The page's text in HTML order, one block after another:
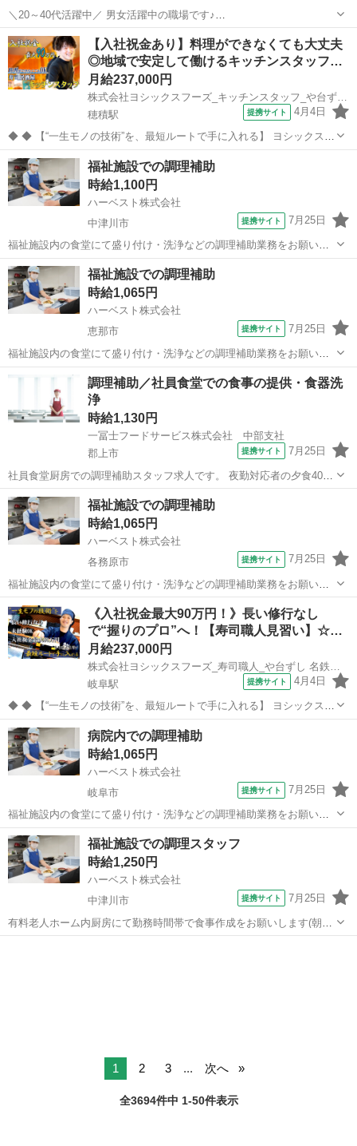
＼20～40代活躍中／ 男女活躍中の職場です♪
━━━━━━━━━━━━━━━━━━━━ 【仕事内容】 木材加工メ
ーカーさんでの、 家具の組み立てをおまかせします! →木製パーツの
組み立て作業 →完成品のチェック ...
岐阜 山県市 鍋原駅 キッチン
【入社祝金あり】料理ができなくても大丈夫
◎地域で安定して働けるキッチンスタッフ…
月給237,000円
株式会社ヨシックスフーズ_キッチンスタッフ_や台ずし 穂積駅前町(正社員)
穂積駅
提携サイト 4月4日
◆ ◆ 【“一生モノの技術”を、最短ルートで手に入れる】 ヨシックスフ
ーズが運営する寿司居酒屋「や台ずし」では、 鮮魚の一部を加工済み
の状態で仕入れることで仕込みの負担を大幅に削減しています。 入社
後は余計な工程に時間...
岐阜 瑞穂市 穂積駅 キッチン
福祉施設での調理補助
時給1,100円
ハーベスト株式会社
中津川市
提携サイト 7月25日
福祉施設内の食堂にて盛り付け・洗浄などの調理補助業務をお願いし
ます。 未経験の方でも大歓迎！ 和食やフレンチ、イタリアンレストラ
ンのシェフなど飲食店にて料理人経験の方から、学校や介護施設の厨
房で勤務していたキッチンスタッ...
岐阜 中津川市 その他
福祉施設での調理補助
時給1,065円
ハーベスト株式会社
恵那市
提携サイト 7月25日
福祉施設内の食堂にて盛り付け・洗浄などの調理補助業務をお願いし
ます。 未経験の方でも大歓迎！和食やフレンチ、イタリアンレストラ
ンのシェフなど飲食店にて料理人経験の方から、学校や介護施設の厨
房で勤務していたキッチンスタッフまで...
岐阜 恵那市 その他
調理補助／社員食堂での食事の提供・食器洗
浄
時給1,130円
一冨士フードサービス株式会社 中部支社
郡上市
提携サイト 7月25日
社員食堂厨房での調理補助スタッフ求人です。 夜勤対応者の夕食40食
程度の提供を行います。 カウンターから提供するので、お客様のお顔
を見て働くことができます。 お食事の盛り付け、食器洗浄、片付け、
厨房内、食堂フロア清掃など...
岐阜 郡上市 キッチン
福祉施設での調理補助
時給1,065円
ハーベスト株式会社
各務原市
提携サイト 7月25日
福祉施設内の食堂にて盛り付け・洗浄などの調理補助業務をお願いし
ます。 未経験の方でも大歓迎！ 和食やフレンチ、イタリアンレストラ
ンのシェフなど飲食店にて料理人経験の方から、学校や介護施設の厨
房で勤務していたキッチンスタッ...
岐阜 各務原市 その他
《入社祝金最大90万円！》長い修行なし
で“握りのプロ”へ！【寿司職人見習い】☆…
月給237,000円
岐阜駅
提携サイト 4月4日
◆ ◆ 【“一生モノの技術”を、最短ルートで手に入れる】 ヨシックスフ
ーズが運営する寿司居酒屋「や台ずし」では、 鮮魚の一部を加工済み
の状態で仕入れることで仕込みの負担を大幅に削減しています。 入社
後は余計な工程に時間...
岐阜 岐阜市 岐阜駅 その他
病院内での調理補助
時給1,065円
ハーベスト株式会社
岐阜市
提携サイト 7月25日
福祉施設内の食堂にて盛り付け・洗浄などの調理補助業務をお願いし
ます。 未経験の方でも大歓迎！ 和食やフレンチ、イタリアンレストラ
ンのシェフなど飲食店にて料理人経験の方から、学校や介護施設の厨
房で勤務していたキッチンスタッ...
岐阜 岐阜市 その他
福祉施設での調理スタッフ
時給1,250円
ハーベスト株式会社
中津川市
提携サイト 7月25日
有料老人ホーム内厨房にて勤務時間帯で食事作成をお願いします(朝・
昼)。 効率よく大量に調理するためにはどうしたらよいか、工夫を凝ら
1 2 3 ... 次へ
全3694件中 1-50件表示